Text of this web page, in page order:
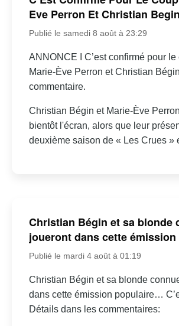
Eve Perron Et Christian Begin
Publié le samedi 8 août à 23:29
ANNONCE I C’est confirmé pour
Marie-Ève Perron et Christian
commentaire.
Christian Bégin et Marie-Ève
bientôt l'écran, alors que leur
deuxième saison de « Les Crues »
Christian Bégin et sa blonde
joueront dans cette
Publié le mardi 4 août à 01:19
Christian Bégin et sa blonde
dans cette émission populaire…
Détails dans les commentaires: